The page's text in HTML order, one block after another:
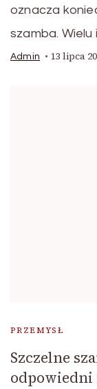
oznacza
szamba.
Admin 13 lipca
PRZEMYSŁ
Szczelne
odpowiedni